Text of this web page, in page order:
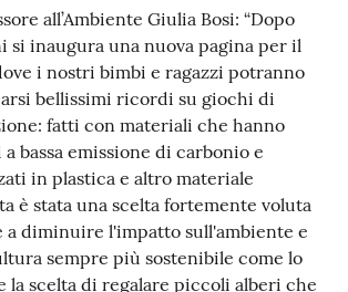
all’Ambiente Giulia Bosi: “Dopo
si inaugura una nuova pagina per il
i nostri bimbi e ragazzi potranno
bellissimi ricordi su giochi di
fatti con materiali che hanno
bassa emissione di carbonio e
in plastica e altro materiale
è stata una scelta fortemente voluta
diminuire l'impatto sull'ambiente e
sempre più sostenibile come lo
la scelta di regalare piccoli alberi che